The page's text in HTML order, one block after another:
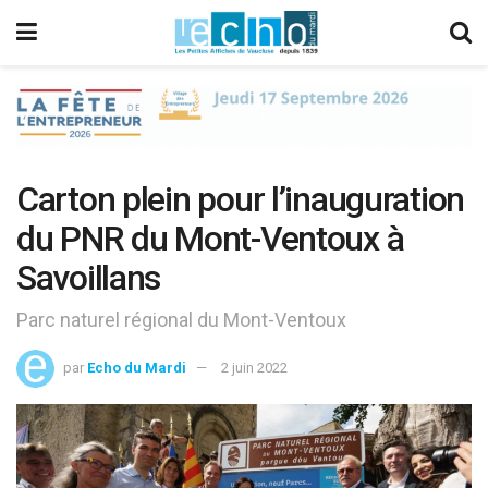
Carton plein pour l’inauguration
du PNR du Mont-Ventoux à
Savoillans
Parc naturel régional du Mont-Ventoux
par Echo du Mardi 2 juin 2022